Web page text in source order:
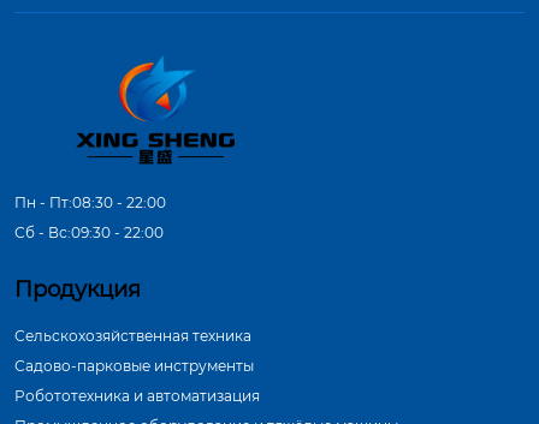
Пн - Пт:08:30 - 22:00
Сб - Вс:09:30 - 22:00
Продукция
Сельскохозяйственная техника
Садово-парковые инструменты
Робототехника и автоматизация